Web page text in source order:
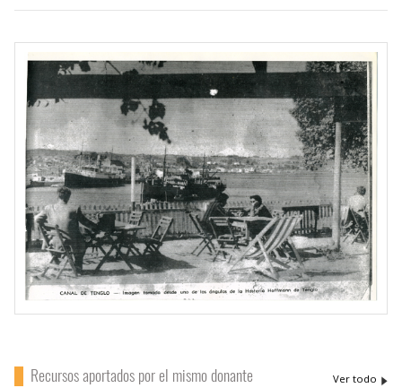
Recursos aportados por el mismo donante